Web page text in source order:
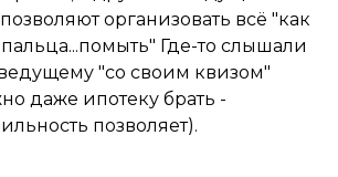
придётся трудиться ни
жизни.»
,от себя я пожелал бы тебе -
, но если дела сразу
, не унывать и не опускать
позволяют организовать всё "как
Где-то слышали
"со своим квизом"
даже ипотеку брать -
позволяет).